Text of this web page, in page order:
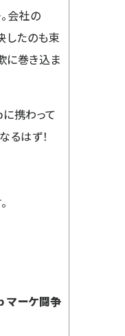
会社の
したのも束
に巻き込ま
携わって
るはず！
マーケ闘争